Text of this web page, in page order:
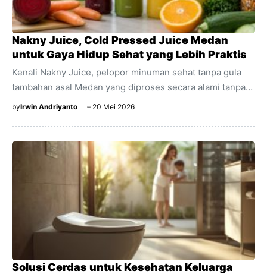
Nakny Juice, Cold Pressed Juice Medan
untuk Gaya Hidup Sehat yang Lebih Praktis
Kenali Nakny Juice, pelopor minuman sehat tanpa gula
tambahan asal Medan yang diproses secara alami tanpa
pemanasan untuk menjaga keutuhan nutrisi harian Anda.
byIrwin Andriyanto 20 Mei 2026
Solusi Cerdas untuk Kesehatan Keluarga